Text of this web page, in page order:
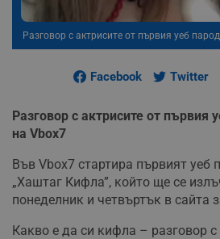
Разговор с актрисите от първия уеб
Facebook Twitter
Разговор с актрисите от първия
на Vbox7
Във Vbox7 стартира първият уеб
„Хаштаг Кифла”, който ще се
понеделник и четвъртък в сайта
Какво е да си кифла – разговор с